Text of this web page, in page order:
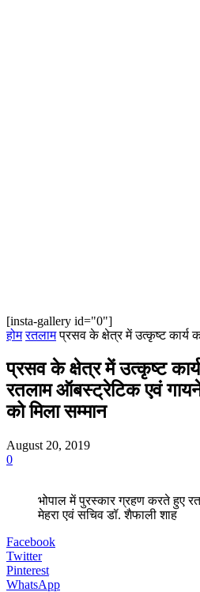
[insta-gallery id="0"]
होम रतलाम प्रसव के क्षेत्र में उत्कृष्ट कार्य
प्रसव के क्षेत्र में उत्कृष्ट
रतलाम ऑबस्ट्रेटिक एवं
को मिला सम्मान
August 20, 2019
0
भोपाल में पुरस्कार ग्रहण करते हुए
मेहरा एवं सचिव डॉ. शैफाली शाह
Facebook
Twitter
Pinterest
WhatsApp